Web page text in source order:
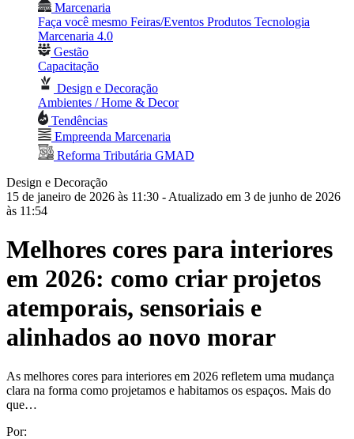
Marcenaria
Faça você mesmo Feiras/Eventos Produtos Tecnologia
Marcenaria 4.0
Gestão
Capacitação
Design e Decoração
Ambientes / Home & Decor
Tendências
Empreenda Marcenaria
Reforma Tributária GMAD
Design e Decoração
15 de janeiro de 2026 às 11:30 - Atualizado em 3 de junho de 2026
às 11:54
Melhores cores para interiores
em 2026: como criar projetos
atemporais, sensoriais e
alinhados ao novo morar
As melhores cores para interiores em 2026 refletem uma mudança
clara na forma como projetamos e habitamos os espaços. Mais do
que…
Por: